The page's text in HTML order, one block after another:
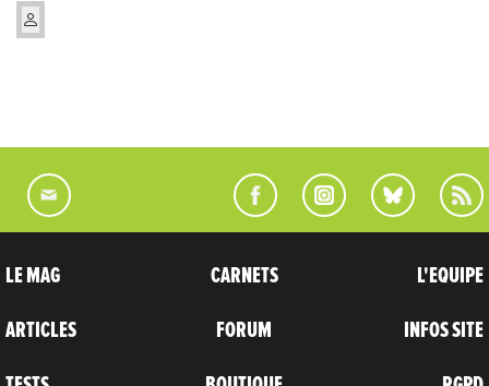
LE MAG
ARTICLES
CARNETS
FORUM
L'EQUIPE
INFOS SITE